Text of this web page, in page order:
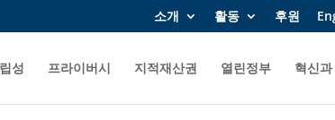
소개 활동 후원
성 프라이버시 지적재산권 열린정부 혁신